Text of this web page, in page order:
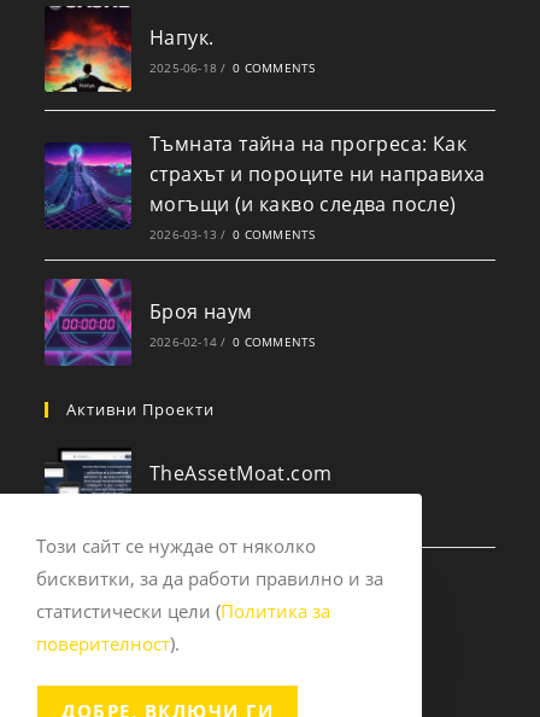
Напук.
2025-06-18 / 0 COMMENTS
Тъмната тайна на прогреса: Как
страхът и пороците ни направиха
могъщи (и какво следва после)
2026-03-13 / 0 COMMENTS
Броя наум
2026-02-14 / 0 COMMENTS
Активни Проекти
TheAssetMoat.com
Experts.pub
2023-12-10
Този сайт се нуждае от няколко
бисквитки, за да работи правилно и за
статистически цели (Политика за
поверителност).
ДОБРЕ, ВКЛЮЧИ ГИ